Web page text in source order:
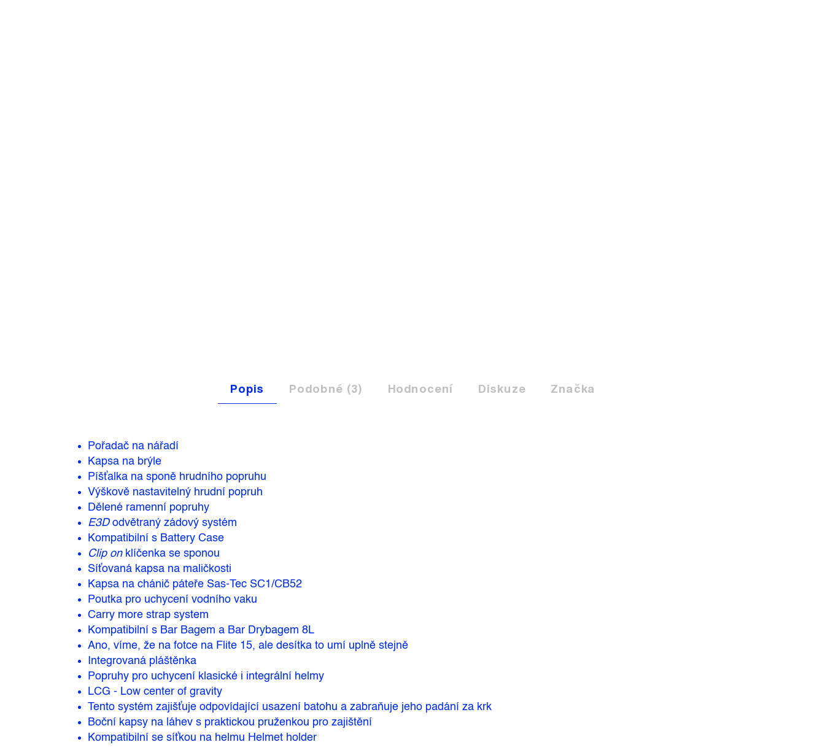
Popis Podobné (3) Hodnocení Diskuze Značka
Pořadač na nářadí
Kapsa na brýle
Píšťalka na sponě hrudního popruhu
Výškově nastavitelný hrudní popruh
Dělené ramenní popruhy
E3Dodvětraný zádový systém
Kompatibilní s Battery Case
Clip onklíčenka se sponou
Síťovaná kapsa na maličkosti
Kapsa na chánič páteře Sas-Tec SC1/CB52
Poutka pro uchycení vodního vaku
Carry more strap system
Kompatibilní s Bar Bagem a Bar Drybagem 8L
Ano, víme, že na fotce na Flite 15, ale desítka to umí uplně stejně
Integrovaná pláštěnka
Popruhy pro uchycení klasické i integrální helmy
LCG - Low center of gravity
Tento systém zajišťuje odpovídající usazení batohu a zabraňuje jeho padání za krk
Boční kapsy na láhev s praktickou pruženkou pro zajištění
Kompatibilní se síťkou na helmu Helmet holder